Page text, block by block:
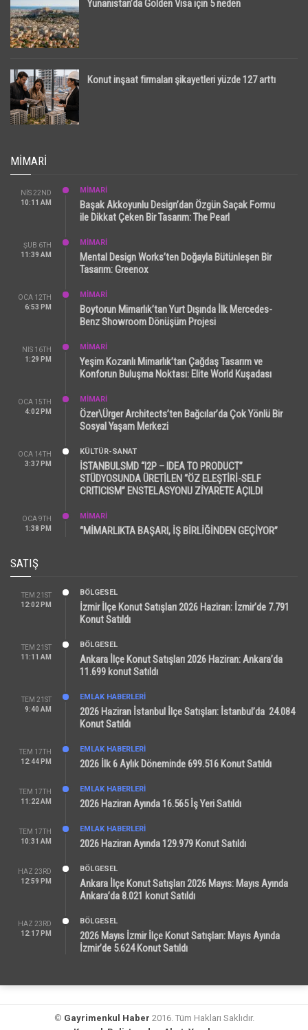
Yunanistan’da Golden Visa için 5 neden
Konut inşaat firmaları şikayetleri yüzde 127 arttı
MIMARI
NIS 22ND
10:11 AM
MİMARİ
Başak Akkoyunlu Design’dan Özgün Saçak Formu
ile Dikkat Çeken Bir Tasarım: The Pearl
ŞUB 6TH
11:39 AM
MİMARİ
Mental Design Works’ten Doğayla Bütünleşen Bir
Tasarım: Greenox
OCA 12TH
6:53 PM
MİMARİ
Boytorun Mimarlık’tan Yurt Dışında İlk Mercedes-
Benz Showroom Dönüşüm Projesi
NIS 16TH
1:29 PM
MİMARİ
Yeşim Kozanlı Mimarlık’tan Çağdaş Tasarım ve
Konforun Buluşma Noktası: Elite World Kuşadası
OCA 15TH
4:02 PM
MİMARİ
Özer\Ürger Architects’ten Bağcılar’da Çok Yönlü Bir
Sosyal Yaşam Merkezi
OCA 14TH
3:37 PM
KÜLTÜR-SANAT
İSTANBULSMD “I2P – IDEA TO PRODUCT”
STÜDYOSUNDA ÜRETİLEN “ÖZ ELEŞTİRİ-SELF
CRITICISM” ENSTELASYONU ZİYARETE AÇILDI
OCA 9TH
1:38 PM
MİMARİ
“MİMARLIKTA BAŞARI, İŞ BİRLİĞİNDEN GEÇİYOR”
SATIŞ
TEM 21ST
12:02 PM
BÖLGESEL
İzmir İlçe Konut Satışları 2026 Haziran: İzmir’de 7.791
Konut Satıldı
TEM 21ST
11:11 AM
BÖLGESEL
Ankara İlçe Konut Satışları 2026 Haziran: Ankara’da
11.699 konut Satıldı
TEM 21ST
9:40 AM
EMLAK HABERLERI
2026 Haziran İstanbul İlçe Satışları: İstanbul’da 24.084
Konut Satıldı
TEM 17TH
12:44 PM
EMLAK HABERLERI
2026 İlk 6 Aylık Döneminde 699.516 Konut Satıldı
TEM 17TH
11:22 AM
EMLAK HABERLERI
2026 Haziran Ayında 16.565 İş Yeri Satıldı
TEM 17TH
10:31 AM
EMLAK HABERLERI
2026 Haziran Ayında 129.979 Konut Satıldı
HAZ 23RD
12:59 PM
BÖLGESEL
Ankara İlçe Konut Satışları 2026 Mayıs: Mayıs Ayında
Ankara’da 8.021 konut Satıldı
HAZ 23RD
12:17 PM
BÖLGESEL
2026 Mayıs İzmir İlçe Konut Satışları: Mayıs Ayında
İzmir’de 5.624 Konut Satıldı
© Gayrimenkul Haber 2016. Tüm Hakları Saklıdır.